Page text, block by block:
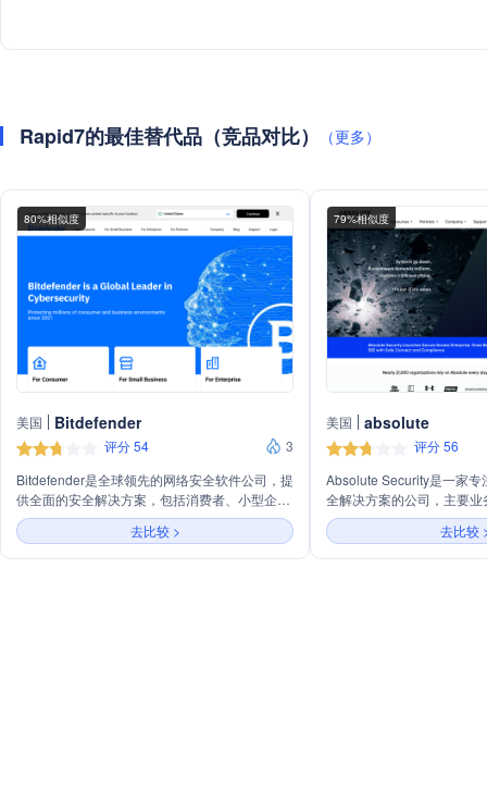
Rapid7的最佳替代品（竞品对比） （更多）
80%相似度
美国 Bitdefender
评分 54
3
Bitdefender是全球领先的网络安全软件公司，提
供全面的安全解决方案，包括消费者、小型企业
和企业级产品。主要业务涵盖设备安全、隐私与
身份保护、云安全、风险管理与合规，以及360
度全方位安全服务。
去比较 >
79%相似度
美国 absolute
评分 56
Absolute Security是一家专
全解决方案的公司，主要
据安全。公司提供包括终
台服务和威胁防护在内的
业减少风险暴露、保持合
去比较